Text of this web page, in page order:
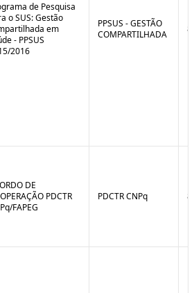
de Pesquisa
o SUS: Gestão
em
- PPSUS
2016
PPSUS - GESTÃO
COMPARTILHADA
DE
PDCTR
FAPEG
PDCTR CNPq